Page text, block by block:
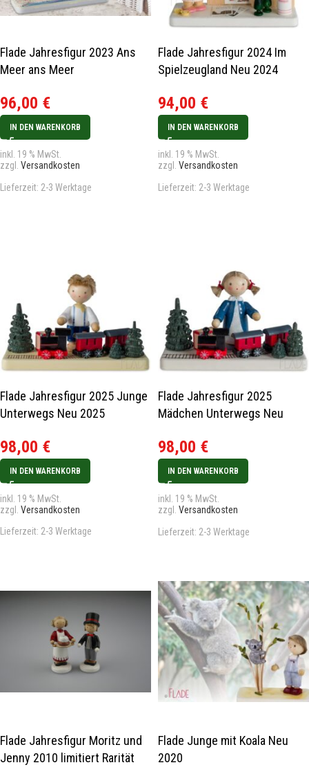
Flade Jahresfigur 2023 Ans
Meer ans Meer
96,00 €
IN DEN WARENKORB
inkl. 19 % MwSt.
zzgl. Versandkosten
Lieferzeit: 2-3 Werktage
Flade Jahresfigur 2024 Im
Spielzeugland Neu 2024
94,00 €
IN DEN WARENKORB
inkl. 19 % MwSt.
zzgl. Versandkosten
Lieferzeit: 2-3 Werktage
Flade Jahresfigur 2025 Junge
Unterwegs Neu 2025
98,00 €
IN DEN WARENKORB
inkl. 19 % MwSt.
zzgl. Versandkosten
Lieferzeit: 2-3 Werktage
Flade Jahresfigur 2025
Mädchen Unterwegs Neu
98,00 €
IN DEN WARENKORB
inkl. 19 % MwSt.
zzgl. Versandkosten
Lieferzeit: 2-3 Werktage
Flade Jahresfigur Moritz und
Jenny 2010 limitiert Rarität
Flade Junge mit Koala Neu
2020